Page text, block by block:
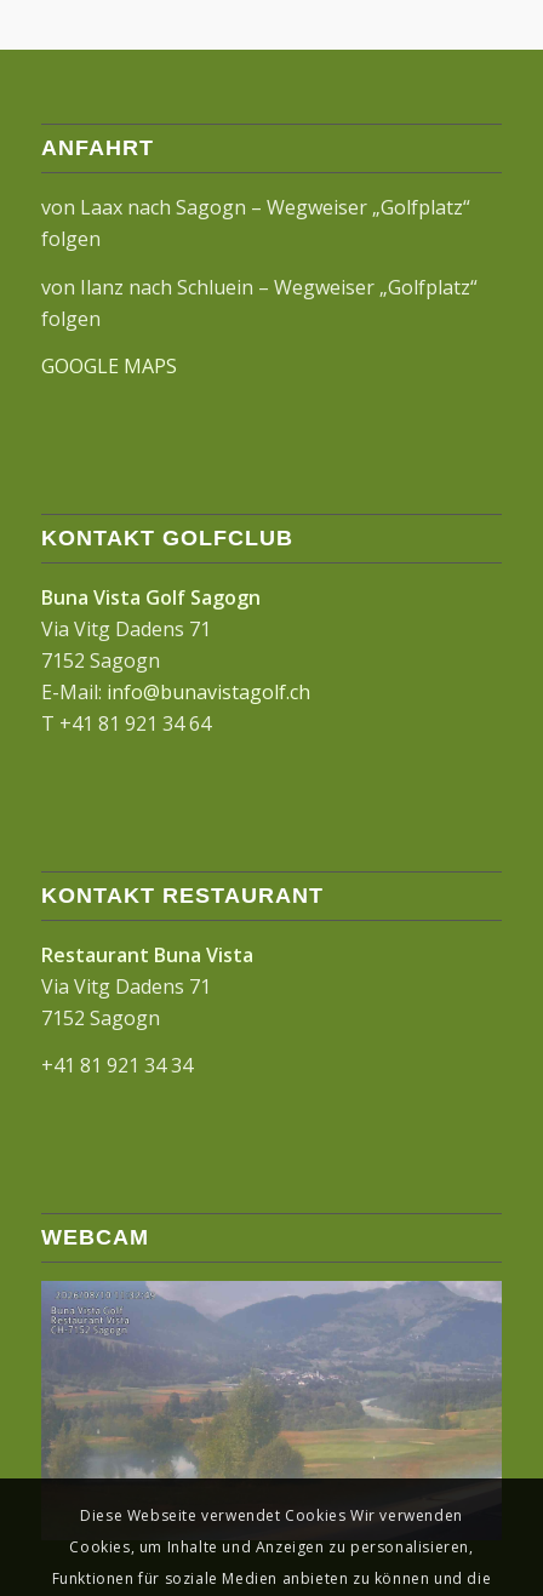
ANFAHRT
von Laax nach Sagogn – Wegweiser „Golfplatz“
folgen
von Ilanz nach Schluein – Wegweiser „Golfplatz“
folgen
GOOGLE MAPS
KONTAKT GOLFCLUB
Buna Vista Golf Sagogn
Via Vitg Dadens 71
7152 Sagogn
E-Mail: info@bunavistagolf.ch
T +41 81 921 34 64
KONTAKT RESTAURANT
Restaurant Buna Vista
Via Vitg Dadens 71
7152 Sagogn
+41 81 921 34 34
WEBCAM
Diese Webseite verwendet Cookies Wir verwenden
Cookies, um Inhalte und Anzeigen zu personalisieren,
Funktionen für soziale Medien anbieten zu können und die